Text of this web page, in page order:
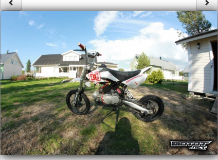
Säännöt ja ohjeet
Uudet ajoneuvot
Uudet kuvat
Uudet videot
Uudet kommentit
MYYDÄÄN
Haku
Ohjeet
Ajoneuvot
Osat
TIETOPANKKI
TAPAHTUMAT
MP15 kuvia
MP14 kuvia